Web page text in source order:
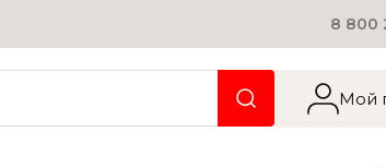
8 800
Мой
О компании
Вакансии
Блог
Контакты